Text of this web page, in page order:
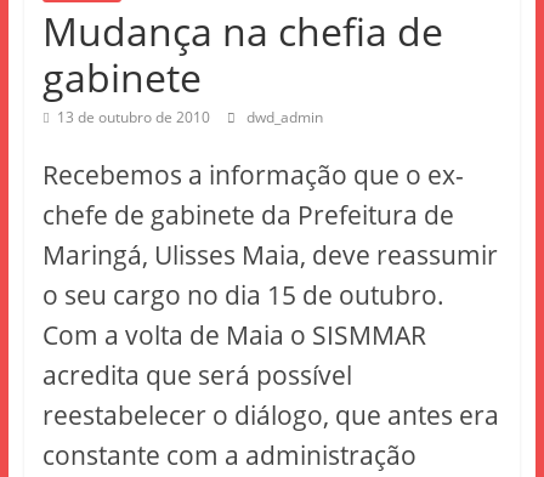
Mudança na chefia de
gabinete
13 de outubro de 2010 dwd_admin
Recebemos a informação que o ex-
chefe de gabinete da Prefeitura de
Maringá, Ulisses Maia, deve reassumir
o seu cargo no dia 15 de outubro.
Com a volta de Maia o SISMMAR
acredita que será possível
reestabelecer o diálogo, que antes era
constante com a administração